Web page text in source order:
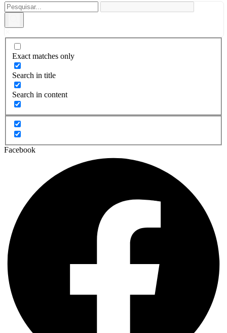
Exact matches only
Search in title
Search in content
Facebook